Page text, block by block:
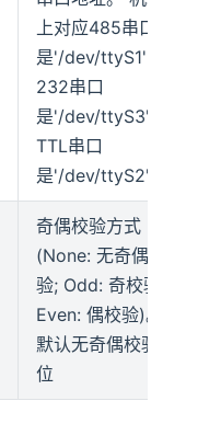
上对应485串口
是'/dev/ttyS1'，
232串口
是'/dev/ttyS3'，
TTL串口
是'/dev/ttyS2'
奇偶校验方式
(None: 无奇偶校
验; Odd: 奇校验;
Even: 偶校验)。
默认无奇偶校验
位